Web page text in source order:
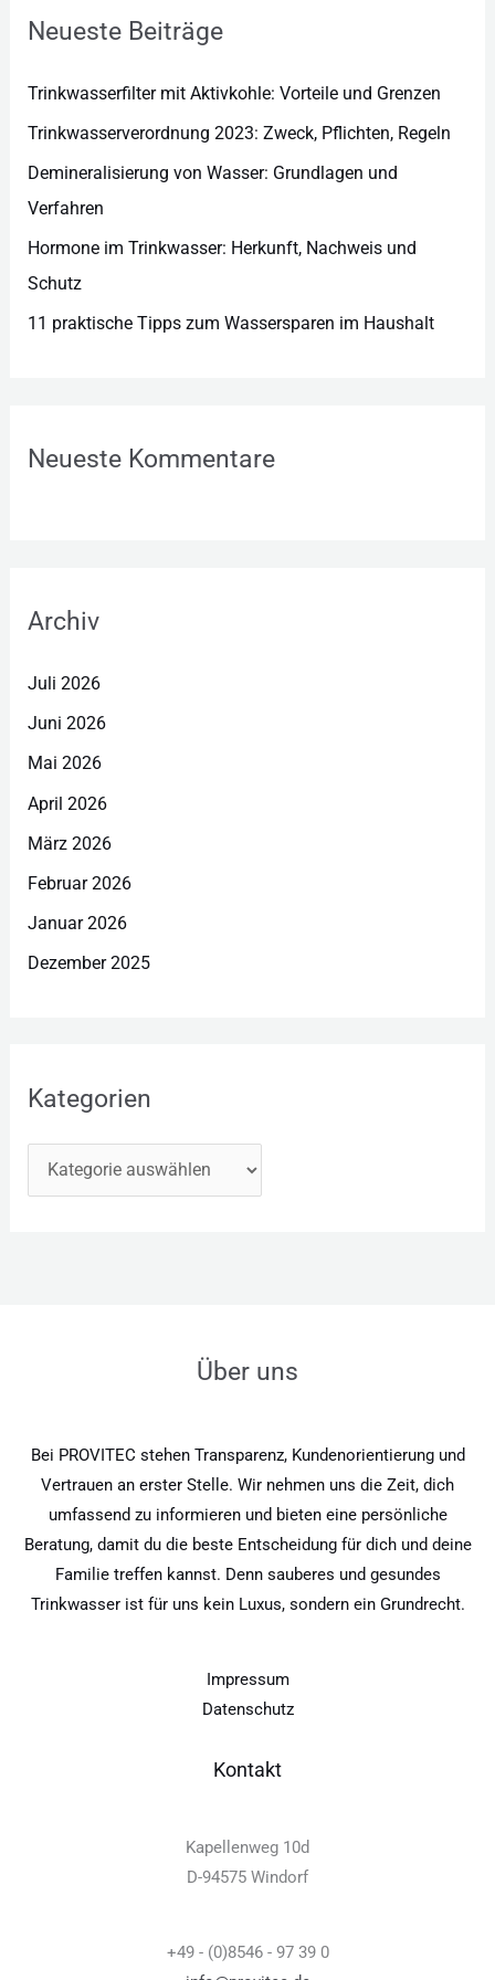
Neueste Beiträge
Trinkwasserfilter mit Aktivkohle: Vorteile und Grenzen
Trinkwasserverordnung 2023: Zweck, Pflichten, Regeln
Demineralisierung von Wasser: Grundlagen und
Verfahren
Hormone im Trinkwasser: Herkunft, Nachweis und
Schutz
11 praktische Tipps zum Wassersparen im Haushalt
Neueste Kommentare
Archiv
Juli 2026
Juni 2026
Mai 2026
April 2026
März 2026
Februar 2026
Januar 2026
Dezember 2025
Kategorien
r
e
n
Über uns
Bei PROVITEC stehen Transparenz, Kundenorientierung und
Vertrauen an erster Stelle. Wir nehmen uns die Zeit, dich
umfassend zu informieren und bieten eine persönliche
Beratung, damit du die beste Entscheidung für dich und deine
Familie treffen kannst. Denn sauberes und gesundes
Trinkwasser ist für uns kein Luxus, sondern ein Grundrecht.
Impressum
Datenschutz
Kontakt
Kapellenweg 10d
D-94575 Windorf
+49 - (0)8546 - 97 39 0